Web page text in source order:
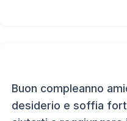
Buon compleanno
desiderio e soffia